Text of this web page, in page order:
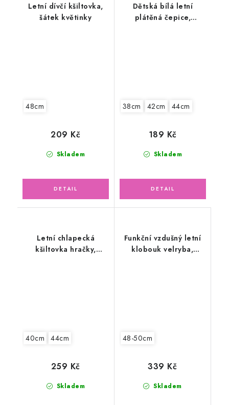
Letní dívčí kšiltovka,
šátek květinky
48cm
Skladem
209 Kč
Dětská bílá letní
plátěná čepice,
38cm 42cm 44cm
Skladem
189 Kč
Letní chlapecká
kšiltovka hračky,
40cm 44cm
Skladem
259 Kč
Funkční vzdušný letní
klobouk velryba,
48-50cm
Skladem
339 Kč